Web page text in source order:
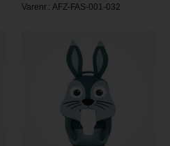
Varenr.: AFZ-FAS-001-032